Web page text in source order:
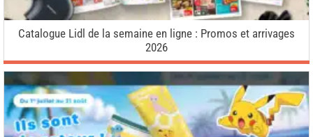
Catalogue Lidl de la semaine en ligne : Promos et arrivages
2026